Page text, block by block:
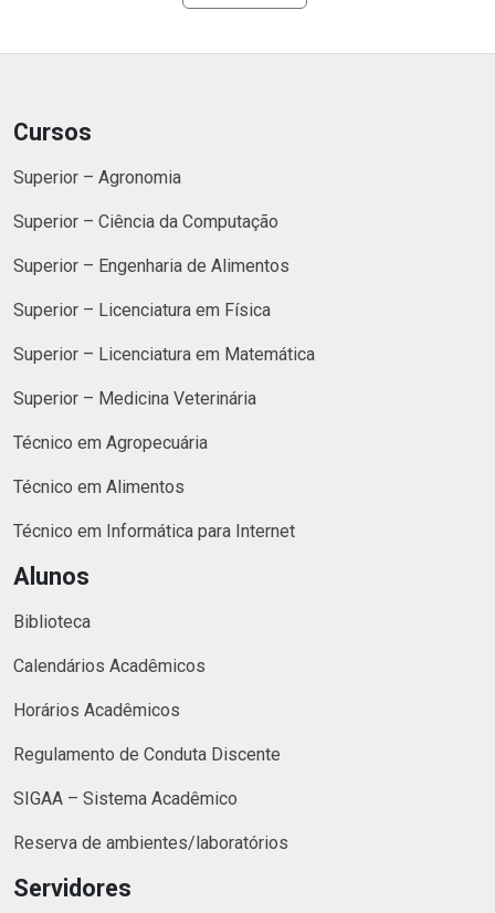
Cursos
Superior – Agronomia
Superior – Ciência da Computação
Superior – Engenharia de Alimentos
Superior – Licenciatura em Física
Superior – Licenciatura em Matemática
Superior – Medicina Veterinária
Técnico em Agropecuária
Técnico em Alimentos
Técnico em Informática para Internet
Alunos
Biblioteca
Calendários Acadêmicos
Horários Acadêmicos
Regulamento de Conduta Discente
SIGAA – Sistema Acadêmico
Reserva de ambientes/laboratórios
Servidores